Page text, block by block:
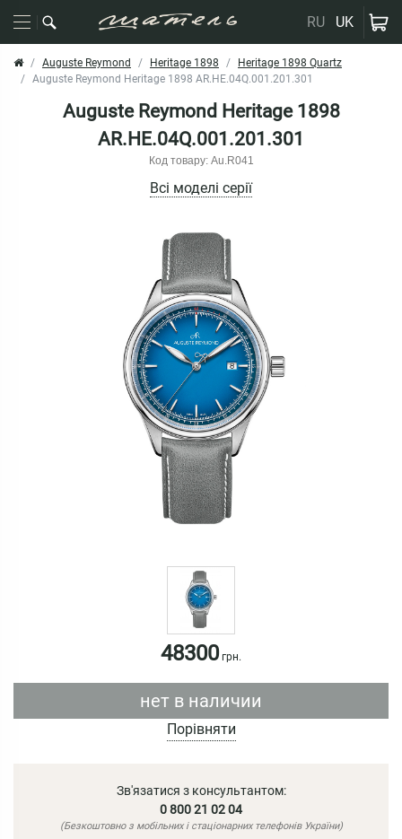
RU UK
Auguste Reymond Heritage 1898
Heritage 1898 Quartz
Auguste Reymond Heritage 1898 AR.HE.04Q.001.201.301
Auguste Reymond Heritage 1898
AR.HE.04Q.001.201.301
Код товару: Au.R041
Всі моделі серії
48300грн.
нет в наличии
Порівняти
Зв'язатися з консультантом:
0 800 21 02 04
(Безкоштовно з мобільних і стаціонарних телефонів України)